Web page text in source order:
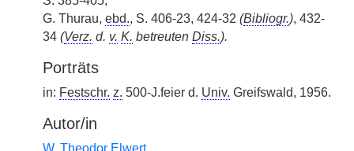
G. Thurau, ebd., S. 406-23, 424-32 (Bibliogr.), 432-
34 (Verz. d. v. K. betreuten Diss.).
Porträts
in: Festschr. z. 500-J.feier d. Univ. Greifswald, 1956.
Autor/in
W. Theodor Elwert